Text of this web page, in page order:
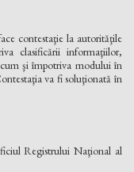
contestaţie la autorităţile
clasificării informaţiilor,
şi împotriva modului în
va fi soluţionată în
Registrului Naţional al